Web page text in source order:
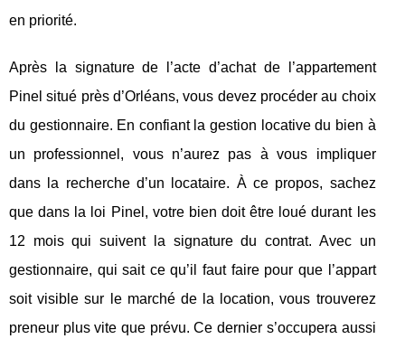
en priorité.
Après la signature de l’acte d’achat de l’appartement
Pinel situé près d’Orléans, vous devez procéder au choix
du gestionnaire. En confiant la gestion locative du bien à
un professionnel, vous n’aurez pas à vous impliquer
dans la recherche d’un locataire. À ce propos, sachez
que dans la loi Pinel, votre bien doit être loué durant les
12 mois qui suivent la signature du contrat. Avec un
gestionnaire, qui sait ce qu’il faut faire pour que l’appart
soit visible sur le marché de la location, vous trouverez
preneur plus vite que prévu. Ce dernier s’occupera aussi